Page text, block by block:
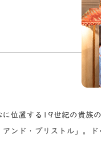
に位置する19世紀の貴族
アンド・ブリストル」。ド